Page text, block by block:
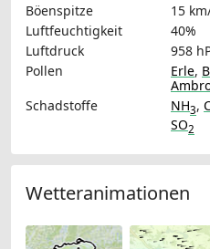
Böenspitze
15
Luftfeuchtigkeit
40%
Luftdruck
958
Pollen
Erle,
Schadstoffe
NH3,
SO2
Wetteranimationen